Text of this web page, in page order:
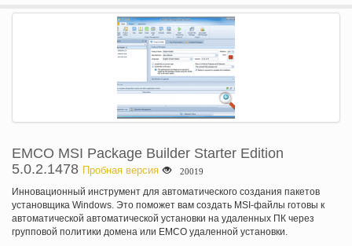
стабильной и надежной установки является важным компонентом
успешного программного обеспечения. С НСИ можно создать такие
установщики, которые способны сделать все, что требуется для
установки программного обеспечения. НСИ на основе сценариев и
позволяет создавать логику для обработки даже самых сложных задач
установки. Многие подключаемые модули и скрипты уже доступны:
можно создавать установщики web, общаться с Windows и другие
программные компоненты, установить или обновить общие компоненты
и многое другое.
EMCO MSI Package Builder Starter Edition
5.0.2.1478 Пробная версия 20019
Инновационный инструмент для автоматического создания пакетов
установщика Windows. Это поможет вам создать MSI-файлы готовы к
автоматической автоматической установки на удаленных ПК через
групповой политики домена или EMCO удаленной установки.